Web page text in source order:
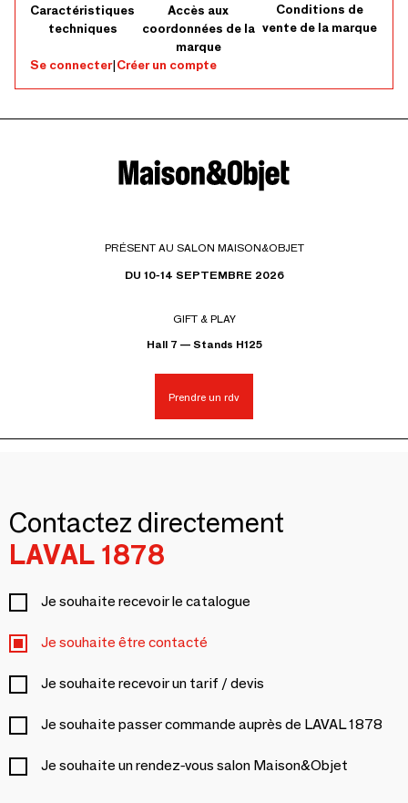
Caractéristiques
techniques
Accès aux
coordonnées de la
marque
Conditions de
vente de la marque
Se connecter|Créer un compte
PRÉSENT AU SALON MAISON&OBJET
DU 10-14 SEPTEMBRE 2026
GIFT & PLAY
Hall 7 — Stands H125
Prendre un rdv
Contactez directement
LAVAL 1878
Je souhaite recevoir le catalogue
Je souhaite être contacté
Je souhaite recevoir un tarif / devis
Je souhaite passer commande auprès de LAVAL 1878
Je souhaite un rendez-vous salon Maison&Objet